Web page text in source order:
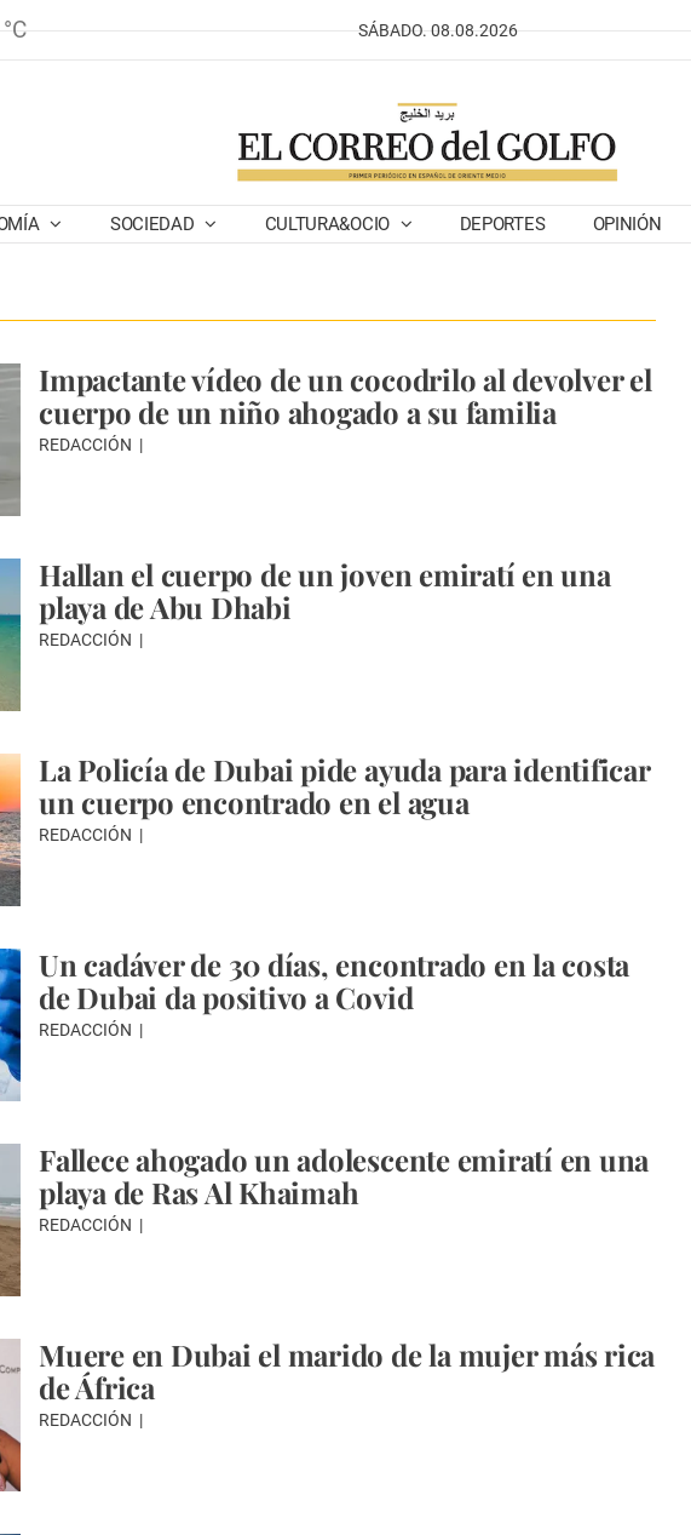
SÁBADO. 08.08.2026
SOCIEDAD CULTURA&OCIO DEPORTES OPINIÓN
Impactante vídeo de un cocodrilo al devolver el
cuerpo de un niño ahogado a su familia
REDACCIÓN
Hallan el cuerpo de un joven emiratí en una
playa de Abu Dhabi
REDACCIÓN
La Policía de Dubai pide ayuda para identificar
un cuerpo encontrado en el agua
REDACCIÓN
Un cadáver de 30 días, encontrado en la costa
de Dubai da positivo a Covid
REDACCIÓN
Fallece ahogado un adolescente emiratí en una
playa de Ras Al Khaimah
REDACCIÓN
Muere en Dubai el marido de la mujer más rica
de África
REDACCIÓN